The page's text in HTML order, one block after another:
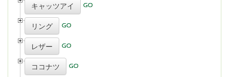
キャッツアイ
リング
レザー
ココナツ